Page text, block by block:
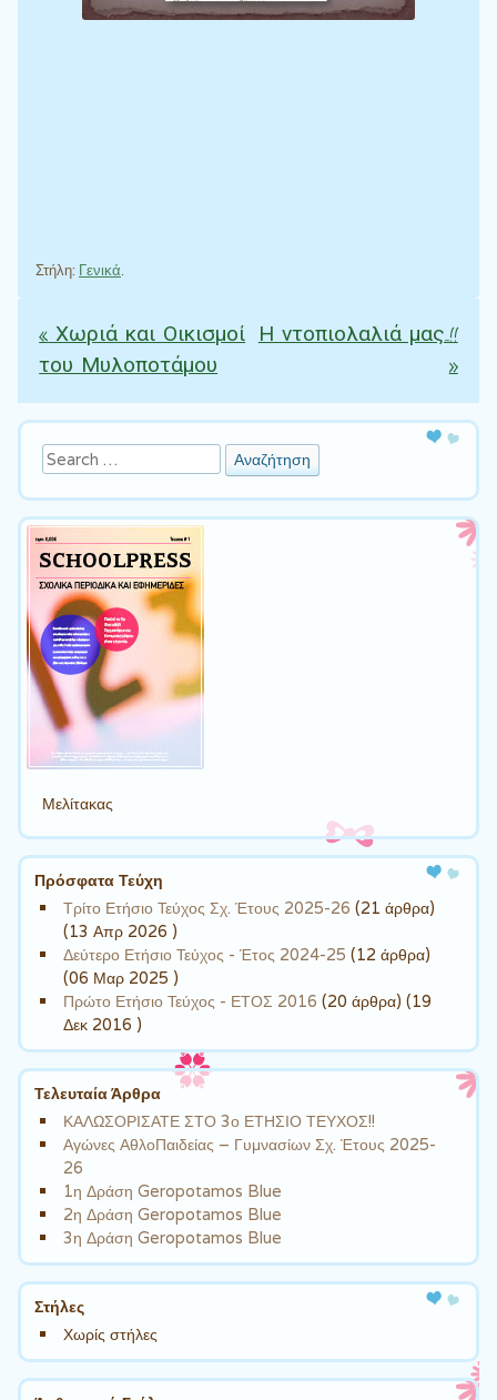
Στήλη: Γενικά.
Πλοήγηση άρθρων
«Χωριά και Οικισμοί
του Μυλοποτάμου
Η ντοπιολαλιά μας..!!
»
Αναζήτηση
Μελίτακας
Πρόσφατα Τεύχη
Τρίτο Ετήσιο Τεύχος Σχ. Έτους 2025-26 (21 άρθρα)
(13 Απρ 2026 )
Δεύτερο Ετήσιο Τεύχος - Έτος 2024-25 (12 άρθρα)
(06 Μαρ 2025 )
Πρώτο Ετήσιο Τεύχος - ΕΤΟΣ 2016 (20 άρθρα) (19
Δεκ 2016 )
Τελευταία Άρθρα
ΚΑΛΩΣΟΡΙΣΑΤΕ ΣΤΟ 3ο ΕΤΗΣΙΟ ΤΕΥΧΟΣ!!
Αγώνες ΑθλοΠαιδείας – Γυμνασίων Σχ. Έτους 2025-
26
1η Δράση Geropotamos Blue
2η Δράση Geropotamos Blue
3η Δράση Geropotamos Blue
Στήλες
Χωρίς στήλες